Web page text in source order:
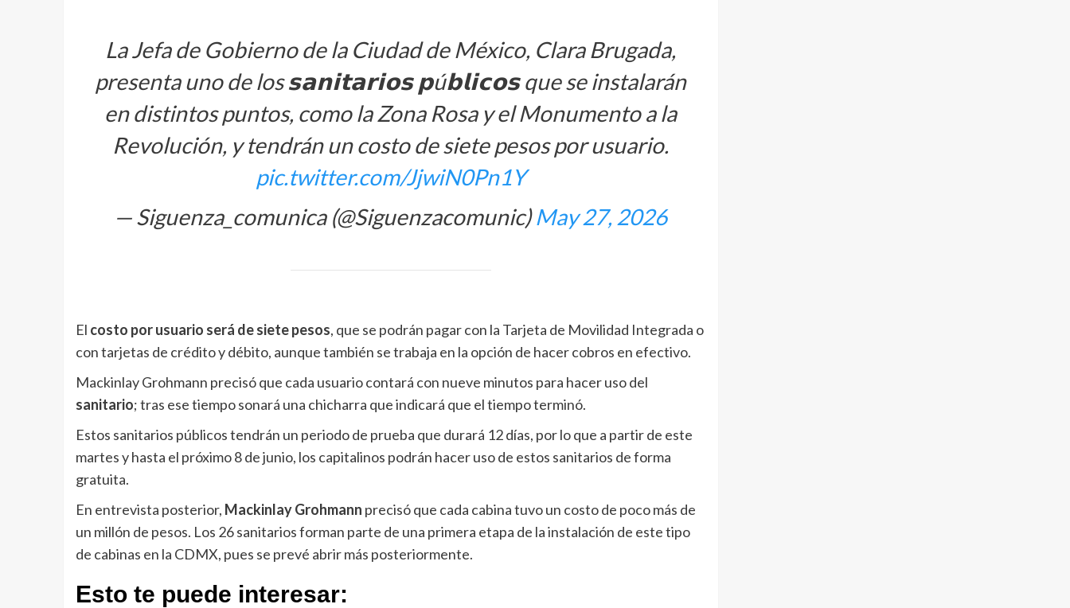
La Jefa de Gobierno de la Ciudad de México, Clara Brugada,
presenta uno de los 𝘀𝗮𝗻𝗶𝘁𝗮𝗿𝗶𝗼𝘀 𝗽ú𝗯𝗹𝗶𝗰𝗼𝘀 que se instalarán
en distintos puntos, como la Zona Rosa y el Monumento a la
Revolución, y tendrán un costo de siete pesos por usuario.
pic.twitter.com/JjwiN0Pn1Y
— Siguenza_comunica (@Siguenzacomunic)May 27, 2026
El costo por usuario será de siete pesos, que se podrán pagar con la Tarjeta de Movilidad Integrada o
con tarjetas de crédito y débito, aunque también se trabaja en la opción de hacer cobros en efectivo.
Mackinlay Grohmann precisó que cada usuario contará con nueve minutos para hacer uso del
sanitario; tras ese tiempo sonará una chicharra que indicará que el tiempo terminó.
Estos sanitarios públicos tendrán un periodo de prueba que durará 12 días, por lo que a partir de este
martes y hasta el próximo 8 de junio, los capitalinos podrán hacer uso de estos sanitarios de forma
gratuita.
En entrevista posterior, Mackinlay Grohmann precisó que cada cabina tuvo un costo de poco más de
un millón de pesos. Los 26 sanitarios forman parte de una primera etapa de la instalación de este tipo
de cabinas en la CDMX, pues se prevé abrir más posteriormente.
Esto te puede interesar: